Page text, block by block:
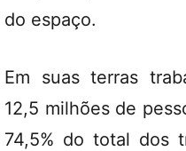
do espaço.
Em suas terras
12,5 milhões de
74,5% do total dos